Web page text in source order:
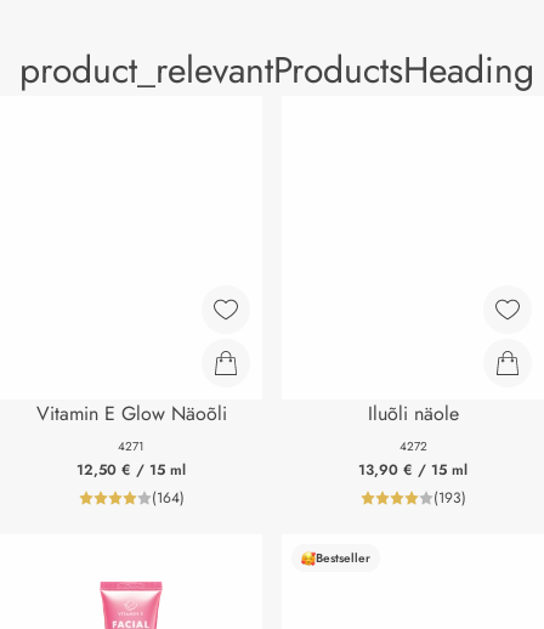
product_relevantProductsHeading
Vitamin E Glow Näoõli
4271
12,50 € / 15 ml
product_reviewNumberLabel
(164)
Iluõli näole
4272
13,90 € / 15 ml
(193)
Bestseller